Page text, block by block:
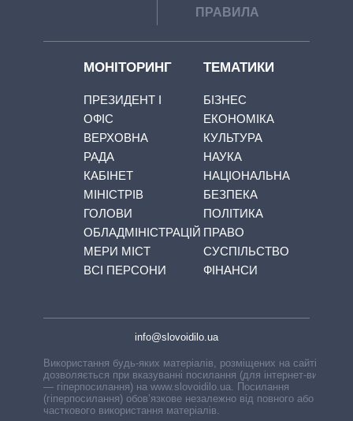
ПРАВИЛА
МОНІТОРИНГ
ПРЕЗИДЕНТ І
ОФІС
ВЕРХОВНА
РАДА
КАБІНЕТ
МІНІСТРІВ
ГОЛОВИ
ОБЛАДМІНІСТРАЦІЙ
МЕРИ МІСТ
ВСІ ПЕРСОНИ
ТЕМАТИКИ
БІЗНЕС
ЕКОНОМІКА
КУЛЬТУРА
НАУКА
НАЦІОНАЛЬНА
БЕЗПЕКА
ПОЛІТИКА
ПРАВО
СУСПІЛЬСТВО
ФІНАНСИ
info@slovoidilo.ua
Використання будь-яких матеріалів, розміщених на сайті,
дозволяється при вказуванні посилання (для інтернет-видань
— гіперпосилання) на www.slovoidilo.ua. Посилання
(гіперпосилання) обов’язкове незалежно від повного або
часткового використання матеріалів.